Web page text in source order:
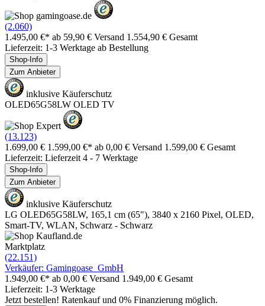
(2.060)
1.495,00 €* ab 59,90 € Versand 1.554,90 € Gesamt
Lieferzeit: 1-3 Werktage ab Bestellung
Shop-Info
Zum Anbieter
inklusive Käuferschutz
OLED65G58LW OLED TV
(13.123)
1.699,00 € 1.599,00 €* ab 0,00 € Versand 1.599,00 € Gesamt
Lieferzeit: Lieferzeit 4 - 7 Werktage
Shop-Info
Zum Anbieter
inklusive Käuferschutz
LG OLED65G58LW, 165,1 cm (65"), 3840 x 2160 Pixel, OLED,
Smart-TV, WLAN, Schwarz - Schwarz
Marktplatz
(22.151)
Verkäufer: Gamingoase_GmbH
1.949,00 €* ab 0,00 € Versand 1.949,00 € Gesamt
Lieferzeit: 1-3 Werktage
Jetzt bestellen! Ratenkauf und 0% Finanzierung möglich.